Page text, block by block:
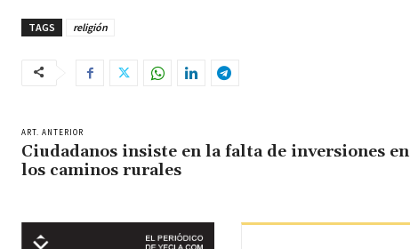
TAGS religión
ART. ANTERIOR
Ciudadanos insiste en la falta de inversiones en
los caminos rurales